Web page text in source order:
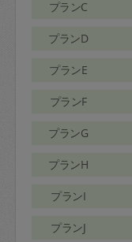
プランC
プランD
プランE
プランF
プランG
プランH
プランI
プランJ